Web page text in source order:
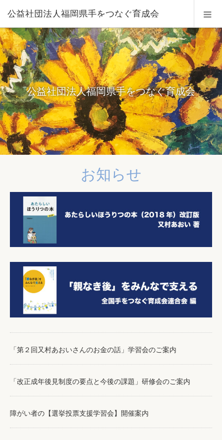
公益社団法人福岡県手をつなぐ育成会
公益社団法人福岡県手をつなぐ育成会
お知らせ
「第２回又村あおいさんのお金の話」学習会のご案内
「改正成年後見制度の要点と今後の課題」研修会のご案内
障がい者の【選挙投票支援学習会】開催案内